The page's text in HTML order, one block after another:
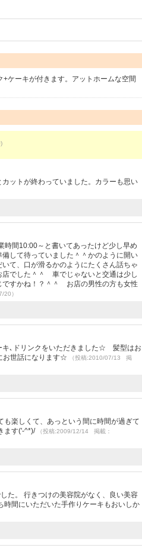
ケーキが付きます。アットホームな空間
ットが終わっていました。カラーも思い
間10:00～と書いてあったけど少し早め
して待っていました＾＾かのように開い
て、口が滑るかのようにたくさん話ちゃ
でした＾＾ 車でじゃないと交通は少し
すかね！？＾＾ お店の男性の方も女性
20）
キ､ドリンクをいただきました☆ 髪型はお
お世話になります☆
（投稿:2010/07/13 掲
楽しくて、あっという間に時間が過ぎて
ます('-^*)/
（投稿:2009/12/14 掲載：
た。 行きつけの美容院がなく、良い美容
間にいただいた手作りケーキもおいしか